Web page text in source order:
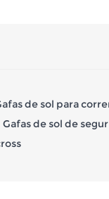
de sol para
Gafas de sol de